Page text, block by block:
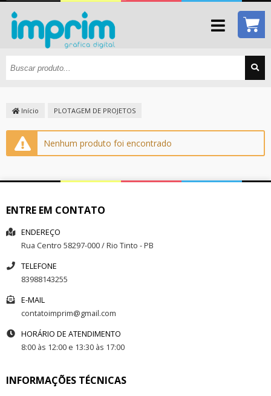
Início PLOTAGEM DE PROJETOS
Nenhum produto foi encontrado
ENTRE EM CONTATO
ENDEREÇO
Rua Centro 58297-000/Rio Tinto - PB
TELEFONE
83988143255
E-MAIL
contatoimprim@gmail.com
HORÁRIO DE ATENDIMENTO
8:00 às 12:00 e 13:30 às 17:00
INFORMAÇÕES TÉCNICAS